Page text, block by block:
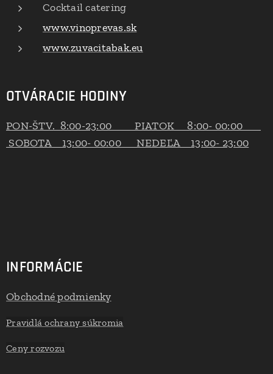
Cocktail catering
www.vinoprevas.sk
www.zuvacitabak.eu
OTVÁRACIE HODINY
PON-ŠTV. 8:00-23:00 PIATOK 8:00- 00:00
SOBOTA 13:00- 00:00 NEDEĽA 13:00- 23:00
INFORMÁCIE
Obchodné podmienky
Pravidlá ochrany súkromia
Ceny rozvozu